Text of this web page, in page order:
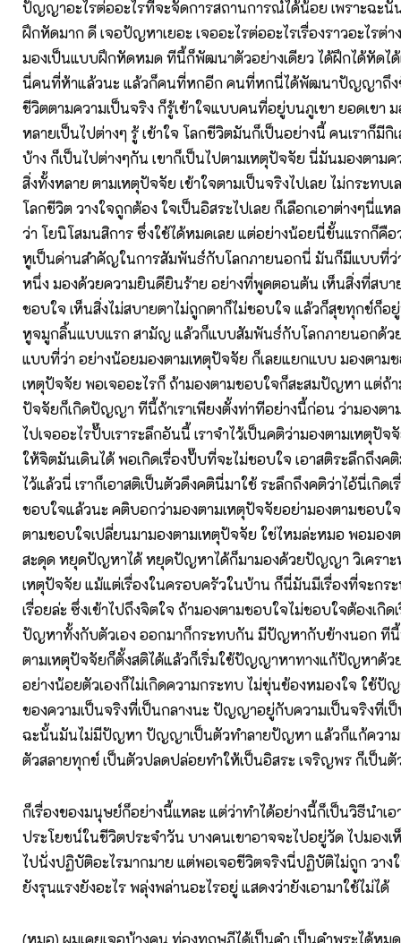
ปัญญาอะไรต่ออะไรที่จะจัดการสถานการณ์ได้น้อย เพราะฉะ
ฝึกหัดมาก ดี เจอปัญหาเยอะ เจออะไรต่ออะไรเรื่องราวอะไรต่
มองเป็นแบบฝึกหัดหมด ทีนี้ก็พัฒนาตัวอย่างเดียว ได้ฝึกได้หัด
นี่คนที่ห้าแล้วนะ แล้วก็คนที่หกอีก คนที่หกนี่ได้พัฒนาปัญญาถึง
ชีวิตตามความเป็นจริง ก็รู้เข้าใจแบบคนที่อยู่บนภูเขา ยอดเขา ม
หลายเป็นไปต่างๆ รู้ เข้าใจ โลกชีวิตมันก็เป็นอย่างนี้ คนเราก็มีกิ
บ้าง ก็เป็นไปต่างๆกัน เขาก็เป็นไปตามเหตุปัจจัย นี่มันมองตามค
สิ่งทั้งหลาย ตามเหตุปัจจัย เข้าใจตามเป็นจริงไปเลย ไม่กระทบเ
โลกชีวิต วางใจถูกต้อง ใจเป็นอิสระไปเลย ก็เลือกเอาต่างๆนี่แห
ว่า โยนิโสมนสิการ ซึ่งใช้ได้หมดเลย แต่อย่างน้อยนี่ขั้นแรกก็คือ
หูเป็นด่านสำคัญในการสัมพันธ์กับโลกภายนอกนี่ มันก็มีแบบที่ว่
หนึ่ง มองด้วยความยินดียินร้าย อย่างที่พูดตอนต้น เห็นสิ่งที่สบา
ชอบใจ เห็นสิ่งไม่สบายตาไม่ถูกตาก็ไม่ชอบใจ แล้วก็สุขทุกข์ก็อ
หูจมูกลิ้นแบบแรก สามัญ แล้วก็แบบสัมพันธ์กับโลกภายนอกด้
แบบที่ว่า อย่างน้อยมองตามเหตุปัจจัย ก็เลยแยกแบบ มองตาม
เหตุปัจจัย พอเจออะไรก็ ถ้ามองตามชอบใจก็สะสมปัญหา แต่ถ้า
ปัจจัยก็เกิดปัญญา ทีนี้ถ้าเราเพียงตั้งท่าทีอย่างนี้ก่อน ว่ามองตา
ไปเจออะไรปั๊บเราระลึกอันนี้ เราจำไว้เป็นคติว่ามองตามเหตุปั
ให้จิตมันเดินได้ พอเกิดเรื่องปั๊บที่จะไม่ชอบใจ เอาสติระลึกถึงค
ไว้แล้วนี่ เราก็เอาสติเป็นตัวดึงคตินี่มาใช้ ระลึกถึงคติว่าไอ้นี่เกิดเ
ชอบใจแล้วนะ คติบอกว่ามองตามเหตุปัจจัยอย่ามองตามชอบใจ
ตามชอบใจเปลี่ยนมามองตามเหตุปัจจัย ใช่ไหมล่ะหมอ พอมอง
สะดุด หยุดปัญหาได้ หยุดปัญหาได้ก็มามองด้วยปัญญา วิเคราะ
เหตุปัจจัย แม้แต่เรื่องในครอบครัวในบ้าน ก็นี่มันมีเรื่องที่จะก
เรื่อยล่ะ ซึ่งเข้าไปถึงจิตใจ ถ้ามองตามชอบใจไม่ชอบใจต้องเกิด
ปัญหาทั้งกับตัวเอง ออกมาก็กระทบกัน มีปัญหากับข้างนอก ทีนี้
ตามเหตุปัจจัยก็ตั้งสติได้แล้วก็เริ่มใช้ปัญญาหาทางแก้ปัญหาด้ว
อย่างน้อยตัวเองก็ไม่เกิดความกระทบ ไม่ขุ่นข้องหมองใจ ใช้ปั
ของความเป็นจริงที่เป็นกลางนะ ปัญญาอยู่กับความเป็นจริงที่เป็
ฉะนั้นมันไม่มีปัญหา ปัญญาเป็นตัวทำลายปัญหา แล้วก็แก้ควา
ตัวสลายทุกข์ เป็นตัวปลดปล่อยทำให้เป็นอิสระ เจริญพร ก็เป็นตั
ก็เรื่องของมนุษย์ก็อย่างนี้แหละ แต่ว่าทำได้อย่างนี้ก็เป็นวิธีนำเอ
ประโยชน์ในชีวิตประจำวัน บางคนเขาอาจจะไปอยู่วัด ไปมอง
ไปนั่งปฏิบัติอะไรมากมาย แต่พอเจอชีวิตจริงนี่ปฏิบัติไม่ถูก วาง
ยังรุนแรงยังอะไร พลุ่งพล่านอะไรอยู่ แสดงว่ายังเอามาใช้ไม่ได้
(หมอ) ผมเคยเจอบ้างคน ท่องทฤษฎีได้เป็นคำ เป็นคำพระได้หม